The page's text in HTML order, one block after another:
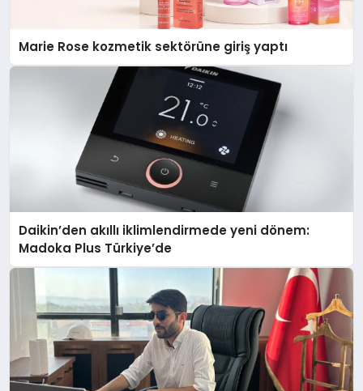
Marie Rose kozmetik sektörüne giriş yaptı
Daikin’den akıllı iklimlendirmede yeni dönem:
Madoka Plus Türkiye’de